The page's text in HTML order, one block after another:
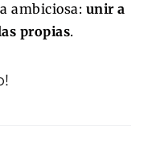
ambiciosa: unir a
propias.